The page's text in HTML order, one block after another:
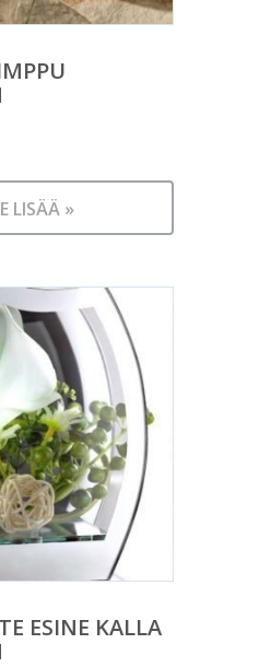
LISÄÄ »
ESINE KALLA